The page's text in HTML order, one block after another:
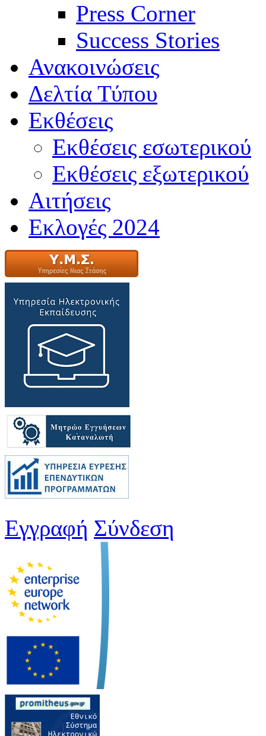
Press Corner
Success Stories
Ανακοινώσεις
Δελτία Τύπου
Εκθέσεις
Εκθέσεις εσωτερικού
Εκθέσεις εξωτερικού
Αιτήσεις
Εκλογές 2024
Εγγραφή Σύνδεση